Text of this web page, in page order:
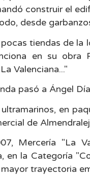
construir el
desde
pocas tiendas de la
en su obra
Valenciana..."
pasó a Ángel
en
de
Mercería "La
en la Categoría
trayectoria